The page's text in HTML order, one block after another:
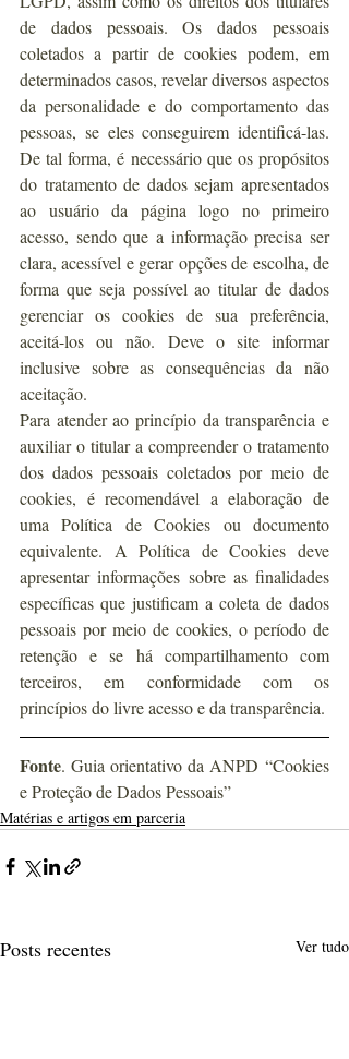
de dados pessoais. Os dados pessoais
coletados a partir de cookies podem, em
determinados casos, revelar diversos aspectos
da personalidade e do comportamento das
pessoas, se eles conseguirem identificá-las.
De tal forma, é necessário que os propósitos
do tratamento de dados sejam apresentados
ao usuário da página logo no primeiro
acesso, sendo que a informação precisa ser
clara, acessível e gerar opções de escolha, de
forma que seja possível ao titular de dados
gerenciar os cookies de sua preferência,
aceitá-los ou não. Deve o site informar
inclusive sobre as consequências da não
aceitação.
Para atender ao princípio da transparência e
auxiliar o titular a compreender o tratamento
dos dados pessoais coletados por meio de
cookies, é recomendável a elaboração de
uma Política de Cookies ou documento
equivalente. A Política de Cookies deve
apresentar informações sobre as finalidades
específicas que justificam a coleta de dados
pessoais por meio de cookies, o período de
retenção e se há compartilhamento com
terceiros, em conformidade com os
princípios do livre acesso e da transparência.
Fonte. Guia orientativo da ANPD “Cookies
e Proteção de Dados Pessoais”
Matérias e artigos em parceria
Posts recentes Ver tudo